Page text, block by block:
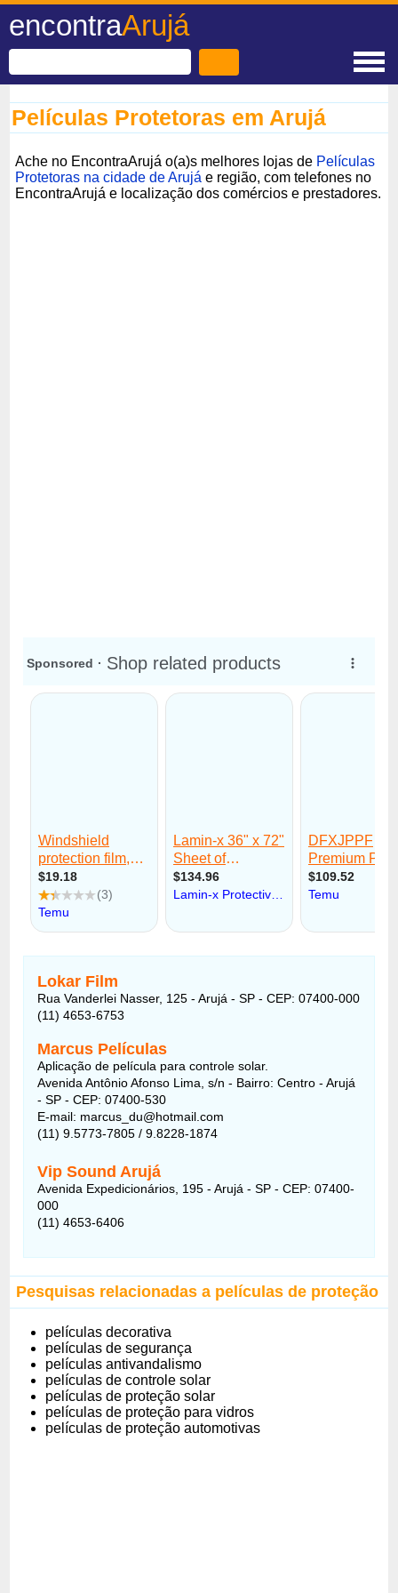
encontraArujá
Películas Protetoras em Arujá
Ache no EncontraArujá o(a)s melhores lojas de Películas
Protetoras na cidade de Arujá e região, com telefones no
EncontraArujá e localização dos comércios e prestadores.
Lokar Film
Rua Vanderlei Nasser, 125 - Arujá - SP - CEP: 07400-000
(11) 4653-6753
Marcus Películas
Aplicação de película para controle solar.
Avenida Antônio Afonso Lima, s/n - Bairro: Centro - Arujá
- SP - CEP: 07400-530
E-mail: marcus_du@hotmail.com
(11) 9.5773-7805 / 9.8228-1874
Vip Sound Arujá
Avenida Expedicionários, 195 - Arujá - SP - CEP: 07400-
000
(11) 4653-6406
Pesquisas relacionadas a películas de proteção
películas decorativa
películas de segurança
películas antivandalismo
películas de controle solar
películas de proteção solar
películas de proteção para vidros
películas de proteção automotivas